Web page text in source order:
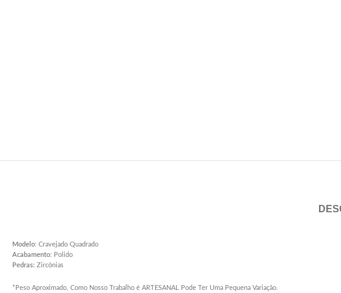
Modelo: Cravejado Quadrado
Acabamento: Polido
Pedras: Zircônias
*Peso Aproximado, Como Nosso Trabalho é ARTESANAL Pode Ter Uma Pequena Variação.